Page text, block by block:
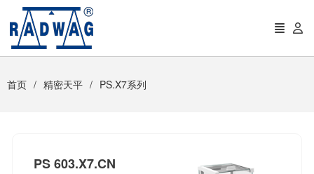
首页 精密天平 PS.X7系列
PS 603.X7.CN